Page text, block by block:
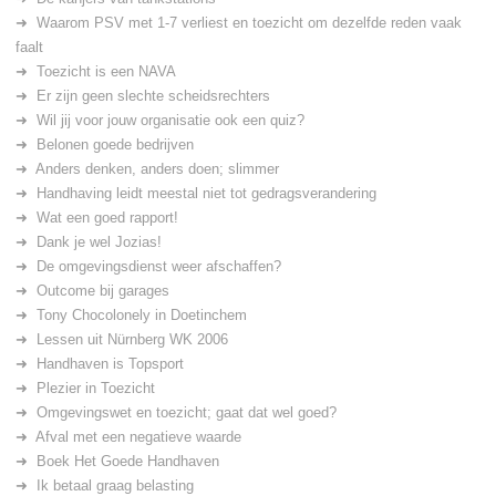
Waarom PSV met 1-7 verliest en toezicht om dezelfde reden vaak
faalt
Toezicht is een NAVA
Er zijn geen slechte scheidsrechters
Wil jij voor jouw organisatie ook een quiz?
Belonen goede bedrijven
Anders denken, anders doen; slimmer
Handhaving leidt meestal niet tot gedragsverandering
Wat een goed rapport!
Dank je wel Jozias!
De omgevingsdienst weer afschaffen?
Outcome bij garages
Tony Chocolonely in Doetinchem
Lessen uit Nürnberg WK 2006
Handhaven is Topsport
Plezier in Toezicht
Omgevingswet en toezicht; gaat dat wel goed?
Afval met een negatieve waarde
Boek Het Goede Handhaven
Ik betaal graag belasting